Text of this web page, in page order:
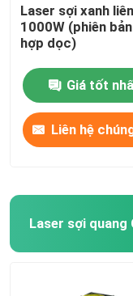
Laser sợi xanh
1000W (phiên
hợp dọc)
Giá tốt
Liên hệ
Laser sợi quang